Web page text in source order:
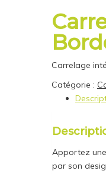
Carrelage
Catégorie :
Apportez
par son